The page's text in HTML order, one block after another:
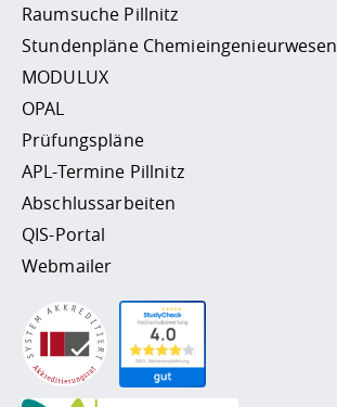
Raumsuche Pillnitz
Stundenpläne Chemieingenieurwesen
MODULUX
OPAL
Prüfungspläne
APL-Termine Pillnitz
Abschlussarbeiten
QIS-Portal
Webmailer